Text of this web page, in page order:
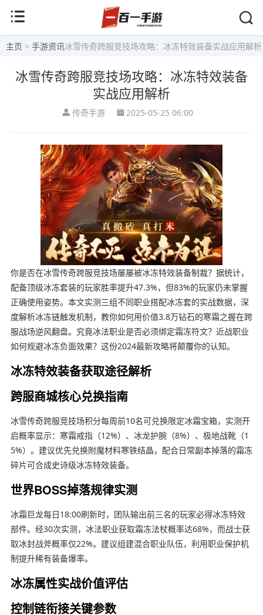
主页 > 手游资讯冰雪传奇跨服竞技场攻略：冰冻特效装备实战应用解析
冰雪传奇跨服竞技场攻略：冰冻特效装备
实战应用解析
传奇手游 2025-05-25 06:00
你是否在冰雪传奇跨服竞技场屡屡被冰冻特效装备制裁？据统计，
配备顶级冰冻套装的玩家胜率提升47.3%，但83%的玩家仍未掌握
正确使用姿势。本文实测三组不同职业搭配冰冻套的实战数据，深
度解析冰冻链触发机制，教你如何用价值3.8万钻石的寒霜之握在跨
服战场逆风翻盘。究竟冰法职业是否必须绑定霜冻符文？近战职业
如何规避冰冻负面效果？这份2024最新攻略将颠覆你的认知。
冰冻特效装备获取途径解析
跨服商城核心兑换指南
冰雪传奇跨服竞技场积分每周前10名可兑换限定冰霜宝箱，实测开
启概率显示：寒霜戒指（12%）、冰龙护腕（8%）、极地战靴（1
5%）。建议优先兑换附魔材料寒铁结晶，配合日常副本掉落的霜冻
碎片可合成史诗级冰冻特效装备。
世界BOSS掉落规律实测
冰霜巨龙每日18:00刷新时，团队输出前三名的玩家必得冰冻特效
部件。经30次实测，冰法职业获取霜冻法杖概率达68%，而战士获
取冰封战斧概率仅22%。建议组建混合职业队伍，利用职业保护机
制提升稀有装备爆率。
冰冻属性实战价值评估
控制链衔接关键参数